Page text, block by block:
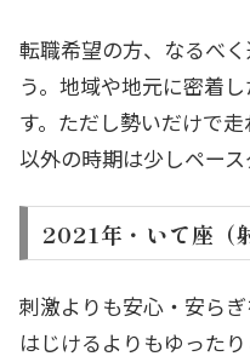
転職希望の方、なるべ
う。地域や地元に密着
す。ただし勢いだけで
以外の時期は少しペース
2021年・いて座（
刺激よりも安心・安ら
はじけるよりもゆった